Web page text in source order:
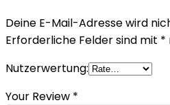
Deine E-Mail-Adresse wird
Erforderliche Felder sind mit *
Nutzerwertung:
Your Review *